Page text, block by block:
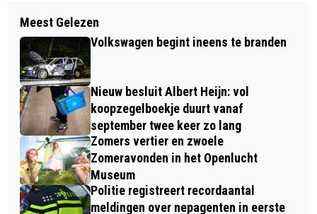
EXPOSITIE “LEATHER-ART” IN HET
KERKJE OP DE HEUVEL
ZATERDAG ZWARE WINDSTOTEN
DOOR RESTANTEN ORKAAN
HUMBERTO
Meest Gelezen
Volkswagen begint ineens te branden
Nieuw besluit Albert Heijn: vol
koopzegelboekje duurt vanaf
september twee keer zo lang
Zomers vertier en zwoele
Zomeravonden in het Openlucht
Museum
Politie registreert recordaantal
meldingen over nepagenten in eerste